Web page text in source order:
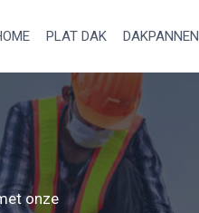
PLAT DAK DAKPANNEN
onze